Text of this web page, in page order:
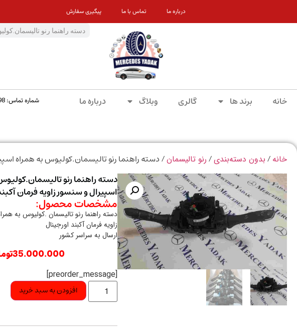
درباره ما تماس با ما پیگیری سفارش
خانه برند ها گالری وبلاگ درباره ما شماره تماس:
خانه / بدون دسته‌بندی/ رنو تالیسمان/ دسته راهنما رنو تالیسمان.کولیوس به همراه
دسته راهنما رنو
اسپیرال و سنسور زاویه فرمان
مشخصات محصول:
دسته راهنما رنو تالیسمان .کولیوس به
زاویه فرمان آکبند اورجینال
ارسال به سراسر کشور
35.000.000
[preorder_message]
افزودن به سبد خرید